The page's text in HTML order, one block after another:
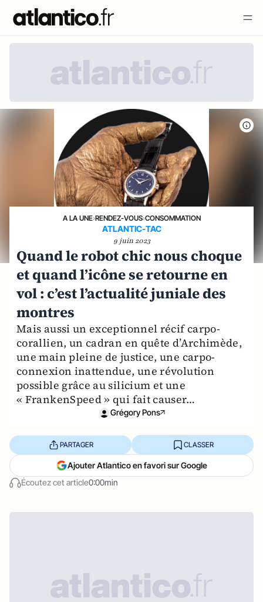
A LA UNE›RENDEZ-VOUS›CONSOMMATION
ATLANTIC-TAC
9 juin 2023
Quand le robot chic nous choque
et quand l’icône se retourne en
vol : c’est l’actualité juniale des
montres
Mais aussi un exceptionnel récif carpo-
corallien, un cadran en quête d’Archimède,
une main pleine de justice, une carpo-
connexion inattendue, une révolution
possible grâce au silicium et une
« FrankenSpeed » qui fait causer…
Grégory Pons
Écoutez cet article0:00min
PARTAGER CLASSER
Ajouter Atlantico en favori sur Google